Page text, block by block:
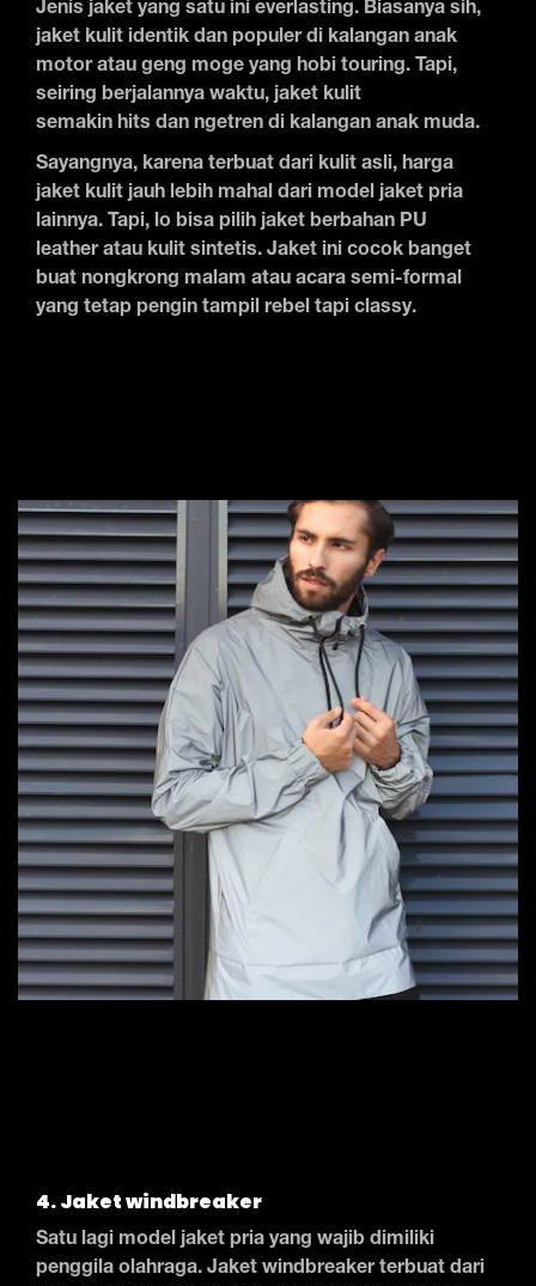
Jenis jaket yang satu ini everlasting. Biasanya sih,
jaket kulit identik dan populer di kalangan anak
motor atau geng moge yang hobi touring. Tapi,
seiring berjalannya waktu, jaket kulit
semakin hits dan ngetren di kalangan anak muda.
Sayangnya, karena terbuat dari kulit asli, harga
jaket kulit jauh lebih mahal dari model jaket pria
lainnya. Tapi, lo bisa pilih jaket berbahan PU
leather atau kulit sintetis. Jaket ini cocok banget
buat nongkrong malam atau acara semi-formal
yang tetap pengin tampil rebel tapi classy.
4. Jaket windbreaker
Satu lagi model jaket pria yang wajib dimiliki
penggila olahraga. Jaket windbreaker terbuat dari